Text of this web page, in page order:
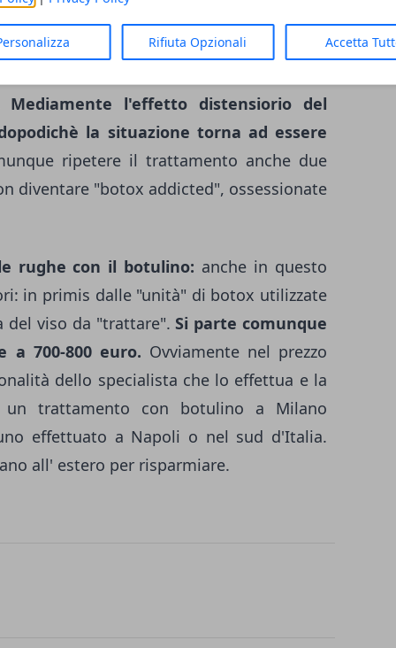
Rifiuta Opzionali Accetta
molto rapidi, quasi immediati, però
dipende da vari fattori che possono
uomo donna , zona del viso trattata,
Mediamente l'effetto distensiorio del
la situazione torna ad essere
ripetere il trattamento anche due
diventare "botox addicted", ossessionate
rughe con il botulino: anche in questo
in primis dalle "unità" di botox utilizzate
del viso da "trattare".Si parte comunque
a 700-800 euro. Ovviamente nel prezzo
dello specialista che lo effettua e la
un trattamento con botulino a Milano
effettuato a Napoli o nel sud d'Italia.
all' estero per risparmiare.